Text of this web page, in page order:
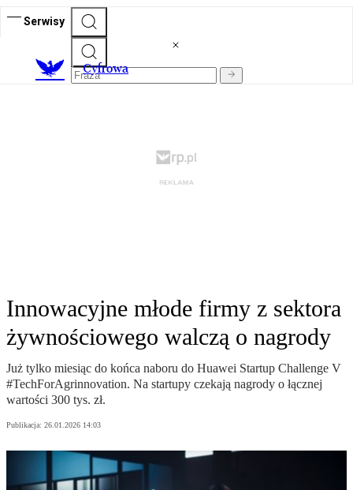
Serwisy
Cyfrowa
Innowacyjne młode firmy z sektora
żywnościowego walczą o nagrody
Już tylko miesiąc do końca naboru do Huawei Startup Challenge V
#TechForAgrinnovation. Na startupy czekają nagrody o łącznej
wartości 300 tys. zł.
Publikacja: 26.01.2026 14:03